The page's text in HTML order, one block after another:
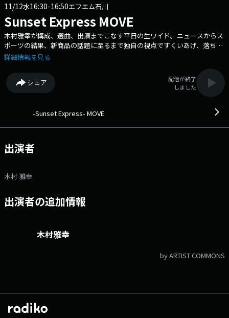
11/12水16:30-16:50エフエム石川
Sunset Express MOVE
木村雅幸が構成、選曲、出演までこなす平日の生ワイド。ニュースからス
ポーツの結果、新商品の話題に至るまで独自の視点ですくいあげ、落ち着
いたトーンで熱く語ります。 番組Webサイト：
「#move805fm」 Xアカウントは「@MOVE805」
詳細情報を見る
シェア
配信が終了
しました
-Sunset Express- MOVE
出演者
木村 雅幸
出演者の追加情報
木村雅幸
by ARTIST COMMONS